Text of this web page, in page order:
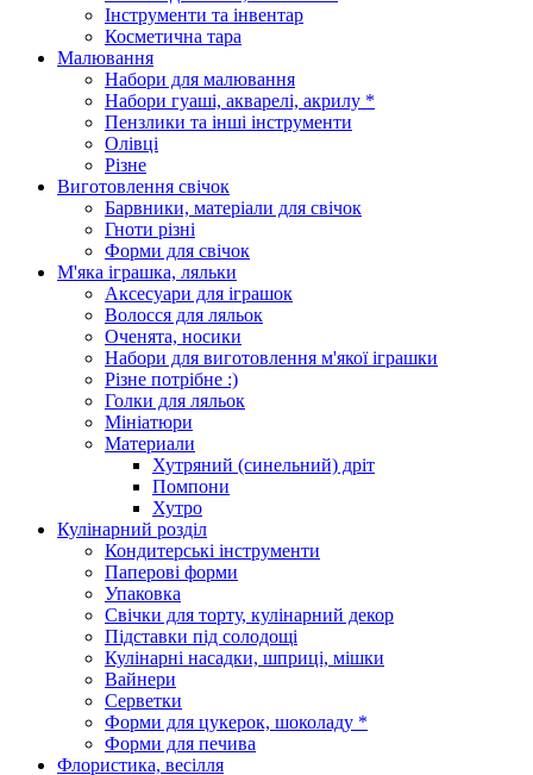
Інструменти та інвентар
Косметична тара
Малювання
Набори для малювання
Набори гуаші, акварелі, акрилу *
Пензлики та інші інструменти
Олівці
Різне
Виготовлення свічок
Барвники, матеріали для свічок
Гноти різні
Форми для свічок
М'яка іграшка, ляльки
Аксесуари для іграшок
Волосся для ляльок
Оченята, носики
Набори для виготовлення м'якої іграшки
Різне потрібне :)
Голки для ляльок
Мініатюри
Материали
Хутряний (синельний) дріт
Помпони
Хутро
Кулінарний розділ
Кондитерські інструменти
Паперові форми
Упаковка
Свічки для торту, кулінарний декор
Підставки під солодощі
Кулінарні насадки, шприці, мішки
Вайнери
Серветки
Форми для цукерок, шоколаду *
Форми для печива
Флористика, весілля